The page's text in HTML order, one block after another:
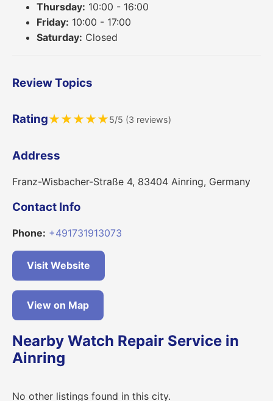
Thursday: 10:00 - 16:00
Friday: 10:00 - 17:00
Saturday: Closed
Review Topics
Rating★★★★★5/5 (3 reviews)
Address
Franz-Wisbacher-Straße 4, 83404 Ainring, Germany
Contact Info
Phone: +491731913073
Visit Website
View on Map
Nearby Watch Repair Service in
Ainring
No other listings found in this city.